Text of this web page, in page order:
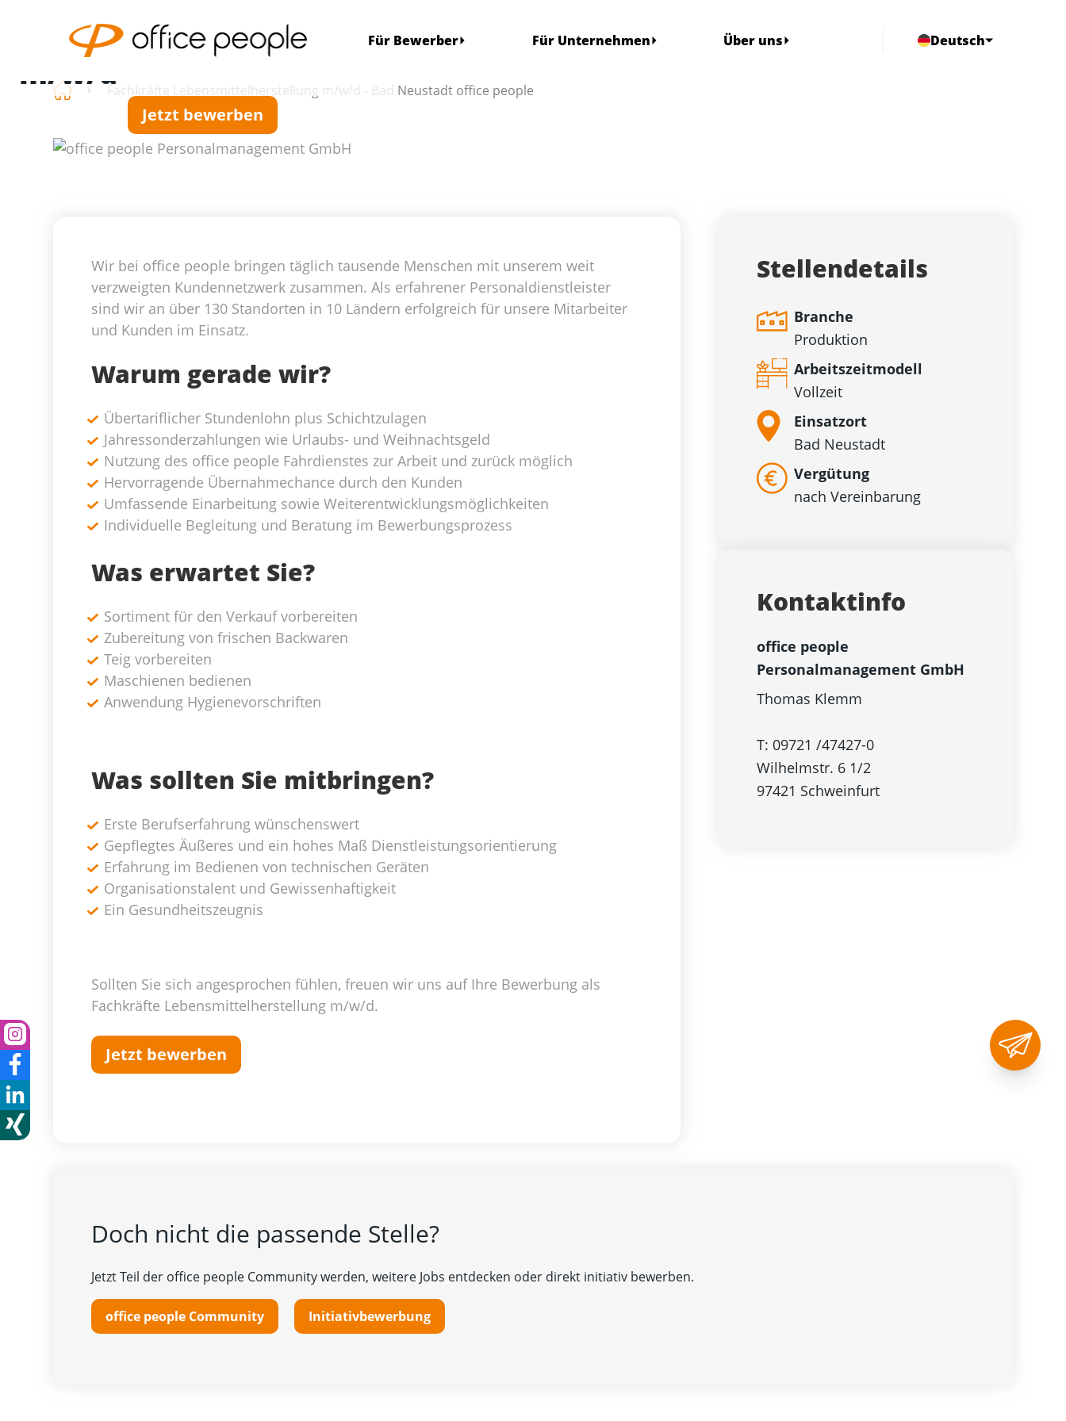
Für Bewerber Für Unternehmen Über uns Deutsch
Fachkräfte Lebensmittelherstellung m/w/d - Bad Neustadt office people
Lebensmittelherstellung
m/w/d
Jetzt bewerben
Wir bei office people bringen täglich tausende Menschen mit unserem weit
verzweigten Kundennetzwerk zusammen. Als erfahrener Personaldienstleister
sind wir an über 130 Standorten in 10 Ländern erfolgreich für unsere Mitarbeiter
und Kunden im Einsatz.
Warum gerade wir?
Übertariflicher Stundenlohn plus Schichtzulagen
Jahressonderzahlungen wie Urlaubs- und Weihnachtsgeld
Nutzung des office people Fahrdienstes zur Arbeit und zurück möglich
Hervorragende Übernahmechance durch den Kunden
Umfassende Einarbeitung sowie Weiterentwicklungsmöglichkeiten
Individuelle Begleitung und Beratung im Bewerbungsprozess
Was erwartet Sie?
Sortiment für den Verkauf vorbereiten
Zubereitung von frischen Backwaren
Teig vorbereiten
Maschienen bedienen
Anwendung Hygienevorschriften
Was sollten Sie mitbringen?
Erste Berufserfahrung wünschenswert
Gepflegtes Äußeres und ein hohes Maß Dienstleistungsorientierung
Erfahrung im Bedienen von technischen Geräten
Organisationstalent und Gewissenhaftigkeit
Ein Gesundheitszeugnis
Sollten Sie sich angesprochen fühlen, freuen wir uns auf Ihre Bewerbung als
Fachkräfte Lebensmittelherstellung m/w/d.
Jetzt bewerben
Stellendetails
Branche
Produktion
Arbeitszeitmodell
Vollzeit
Einsatzort
Bad Neustadt
Vergütung
nach Vereinbarung
Kontaktinfo
office people
Personalmanagement GmbH
Thomas Klemm
T: 09721 /47427-0
Wilhelmstr. 6 1/2
97421 Schweinfurt
Doch nicht die passende Stelle?
Jetzt Teil der office people Community werden, weitere Jobs entdecken oder direkt initiativ bewerben.
office people Community Initiativbewerbung